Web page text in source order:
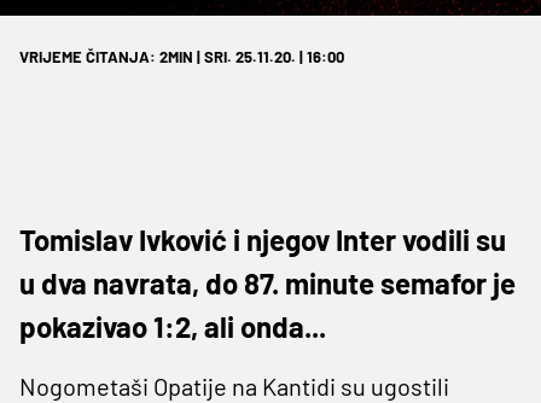
VRIJEME ČITANJA: 2MIN | SRI. 25.11.20. | 16:00
Tomislav Ivković i njegov Inter vodili su
u dva navrata, do 87. minute semafor je
pokazivao 1:2, ali onda...
Nogometaši Opatije na Kantidi su ugostili